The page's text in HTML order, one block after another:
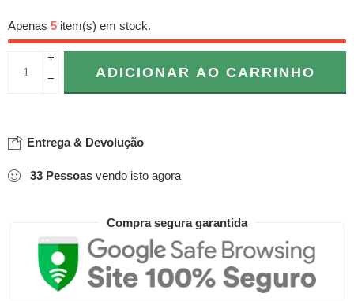
Apenas 5 item(s) em stock.
+
−
ADICIONAR AO CARRINHO
Entrega & Devolução
33 Pessoas vendo isto agora
Compra segura garantida